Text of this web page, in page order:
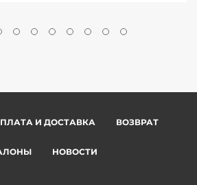
И ДОСТАВКА ВОЗВРАТ
НОВОСТИ